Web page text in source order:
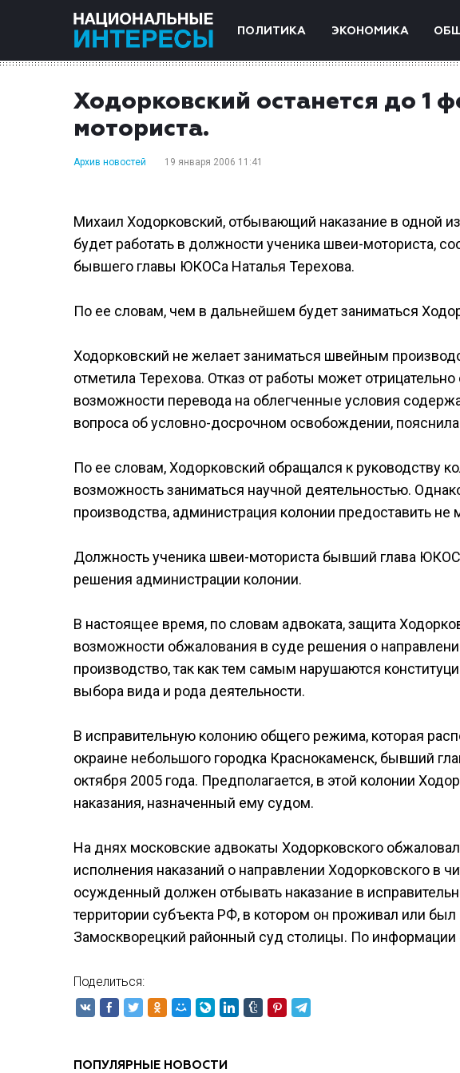
ПОЛИТИКА ЭКОНОМИКА
Ходорковский останется до 1
моториста.
Архив новостей 19 января 2006 11:41
Михаил Ходорковский, отбывающий наказание в одной
будет работать в должности ученика швеи-моториста,
бывшего главы ЮКОСа Наталья Терехова.
По ее словам, чем в дальнейшем будет заниматься
Ходорковский не желает заниматься швейным
отметила Терехова. Отказ от работы может
возможности перевода на облегченные условия
вопроса об условно-досрочном освобождении, пояснила
По ее словам, Ходорковский обращался к руководству
возможность заниматься научной деятельностью.
производства, администрация колонии предоставить не
Должность ученика швеи-моториста бывший глава
решения администрации колонии.
В настоящее время, по словам адвоката, защита
возможности обжалования в суде решения о
производство, так как тем самым нарушаются
выбора вида и рода деятельности.
В исправительную колонию общего режима, которая
окраине небольшого городка Краснокаменск, бывший
октября 2005 года. Предполагается, в этой колонии
наказания, назначенный ему судом.
На днях московские адвокаты Ходорковского
исполнения наказаний о направлении Ходорковского в
осужденный должен отбывать наказание в
территории субъекта РФ, в котором он проживал или
Замоскворецкий районный суд столицы. По информации
Поделиться:
ПОПУЛЯРНЫЕ НОВОСТИ